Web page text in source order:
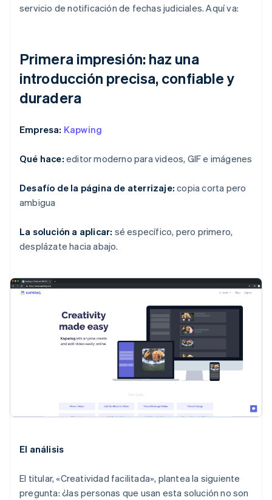
servicio de notificación de fechas judiciales. Aquí va:
Primera impresión: haz una
introducción precisa, confiable y
duradera
Empresa: Kapwing
Qué hace: editor moderno para videos, GIF e imágenes
Desafío de la página de aterrizaje: copia corta pero
ambigua
La solución a aplicar: sé específico, pero primero,
desplázate hacia abajo.
El análisis
El titular, «Creatividad facilitada», plantea la siguiente
pregunta: ¿las personas que usan esta soluciónno son